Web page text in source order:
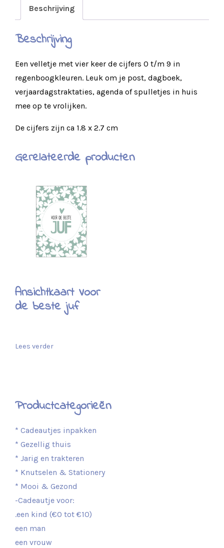
Beschrijving
Beschrijving
Een velletje met vier keer de cijfers 0 t/m 9 in
regenboogkleuren. Leuk om je post, dagboek,
verjaardagstraktaties, agenda of spulletjes in huis
mee op te vrolijken.
De cijfers zijn ca 1.8 x 2.7 cm
Gerelateerde producten
Ansichtkaart Voor
de beste juf
Lees verder
Productcategorieën
* Cadeautjes inpakken
* Gezellig thuis
* Jarig en trakteren
* Knutselen & Stationery
* Mooi & Gezond
-Cadeautje voor:
.een kind (€0 tot €10)
een man
een vrouw